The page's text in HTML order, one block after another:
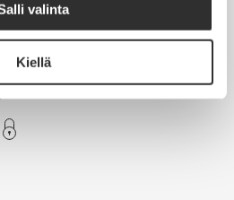
valinta
Kiellä